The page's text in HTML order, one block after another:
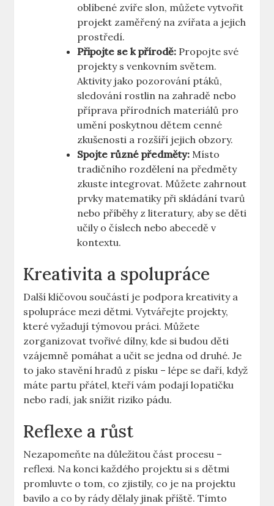
oblíbené zvíře slon, můžete vytvořit
projekt zaměřený na zvířata a jejich
prostředí.
Připojte se k přírodě: Propojte své
projekty s venkovním světem.
Aktivity jako pozorování ptáků,
sledování rostlin na zahradě nebo
příprava přírodních materiálů pro
umění poskytnou dětem cenné
zkušenosti a rozšíří jejich obzory.
Spojte různé předměty: Místo
tradičního rozdělení na předměty
zkuste integrovat. Můžete zahrnout
prvky matematiky při skládání tvarů
nebo příběhy z literatury, aby se děti
učily o číslech nebo abecedě v
kontextu.
Kreativita a spolupráce
Další klíčovou součástí je podpora kreativity a
spolupráce mezi dětmi. Vytvářejte projekty,
které vyžadují týmovou práci. Můžete
zorganizovat tvořivé dílny, kde si budou děti
vzájemně pomáhat a učit se jedna od druhé. Je
to jako stavění hradů z písku – lépe se daří, když
máte partu přátel, kteří vám podají lopatičku
nebo radí, jak snížit riziko pádu.
Reflexe a růst
Nezapomeňte na důležitou část procesu –
reflexi. Na konci každého projektu si s dětmi
promluvte o tom, co zjistily, co je na projektu
bavilo a co by rády dělaly jinak příště. Tímto